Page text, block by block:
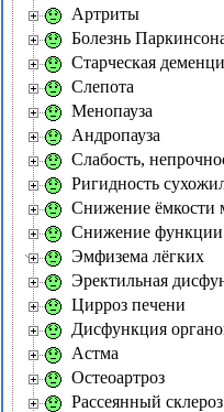
Артриты
Болезнь
Старческая
Слепота
Менопауза
Андропауза
Слабость,
Ригидность
Снижение ёмкости
Снижение функции
Эмфизема лёгких
Эректильная
Цирроз печени
Дисфункция
Астма
Остеоартроз
Рассеянный склероз